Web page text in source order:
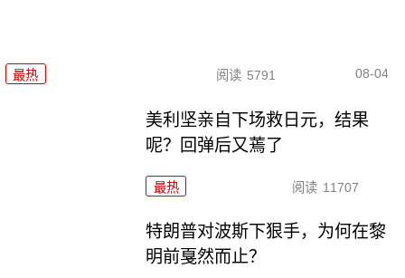
最热 阅读 5791 08-04
美利坚亲自下场救日元，结果
呢？回弹后又蔫了
最热 阅读 11707
特朗普对波斯下狠手，为何在黎
明前戛然而止？